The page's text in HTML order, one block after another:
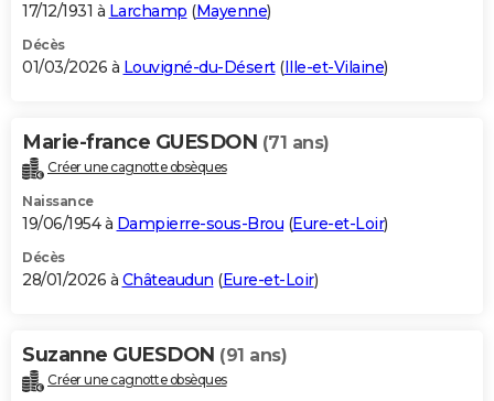
17/12/1931 à Larchamp (Mayenne)
Décès
01/03/2026 à Louvigné-du-Désert(Ille-et-Vilaine)
Marie-france GUESDON (71 ans)
Créer une cagnotte obsèques
Naissance
19/06/1954 à Dampierre-sous-Brou (Eure-et-Loir)
Décès
28/01/2026 à Châteaudun (Eure-et-Loir)
Suzanne GUESDON (91 ans)
Créer une cagnotte obsèques